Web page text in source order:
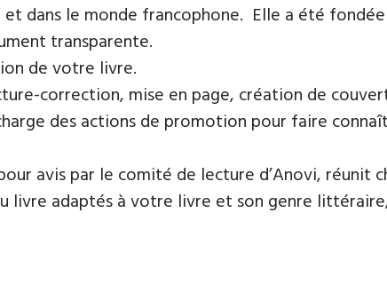
dans le monde francophone. Elle a été
transparente.
de votre livre.
correction, mise en page, création de
des actions de promotion pour faire
avis par le comité de lecture d’Anovi, réunit
livre adaptés à votre livre et son genre